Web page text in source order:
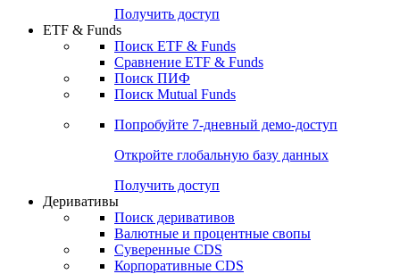
Получить доступ
ETF & Funds
Поиск ETF & Funds
Сравнение ETF & Funds
Поиск ПИФ
Поиск Mutual Funds
Попробуйте 7-дневный демо-доступ
Откройте глобальную базу данных
Получить доступ
Деривативы
Поиск деривативов
Валютные и процентные свопы
Суверенные CDS
Корпоративные CDS